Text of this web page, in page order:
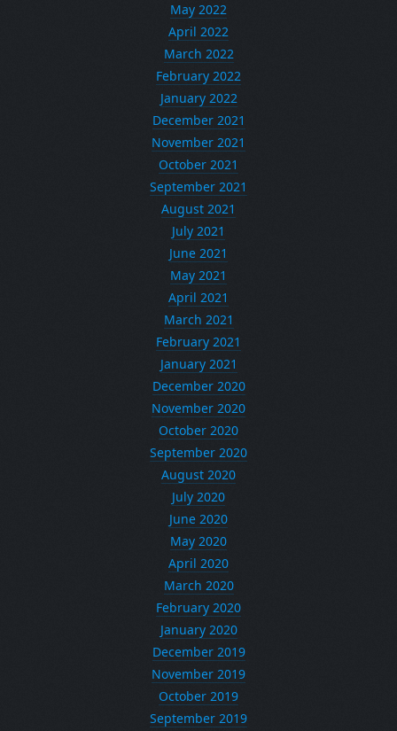
May 2022
April 2022
March 2022
February 2022
January 2022
December 2021
November 2021
October 2021
September 2021
August 2021
July 2021
June 2021
May 2021
April 2021
March 2021
February 2021
January 2021
December 2020
November 2020
October 2020
September 2020
August 2020
July 2020
June 2020
May 2020
April 2020
March 2020
February 2020
January 2020
December 2019
November 2019
October 2019
September 2019